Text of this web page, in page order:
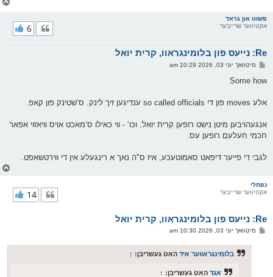
פשוט און גראד
אקטיווער שרייבער
Re: נייעס פון בלומינגראוו, קרית יואל
6
פ
ו
מיטוואך יוני 03, 2026 10:29 am
Some how
אלע moves פון די so called officials ענדיגען זיך לינק. ס‘שטינק פון קאפ.
אנגעהויבען מיטן נישט רופען קרית יואל, וכו‘ - ווי כאילו ס‘מאכט אויס וויאזוי אפאר
חכמי חעלעם רופען עס.
לגבי די פייער דיפאט סאמוטעכע, איז ס"ה נאך א רינגעלע אין די ווירטשאפט.
נפתלי
אקטיווער שרייבער
Re: נייעס פון בלומינגראוו, קרית יואל
14
פמיטוואך יוני 03, 2026 10:30 am
בלומינגראווער איד האט געשריבן: ↑
אגד האט געשריבן: ↑